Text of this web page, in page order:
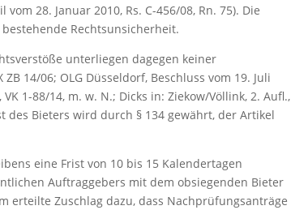
28. Januar 2010, Rs. C-456/08, Rn. 75). Die
Rechtsunsicherheit.
unterliegen dagegen keiner
14/06; OLG Düsseldorf, Beschluss vom 19. Juli
1-88/14, m. w. N.; Dicks in: Ziekow/Völlink, 2. Aufl.,
des Bieters wird durch § 134 gewährt, der Artikel
eine Frist von 10 bis 15 Kalendertagen
Auftraggebers mit dem obsiegenden Bieter
erteilte Zuschlag dazu, dass Nachprüfungsanträge